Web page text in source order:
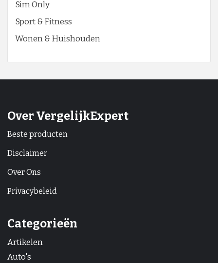
Sim Only
Sport & Fitness
Wonen & Huishouden
Over VergelijkExpert
Beste producten
Disclaimer
Over Ons
Privacybeleid
Categorieën
Artikelen
Auto's